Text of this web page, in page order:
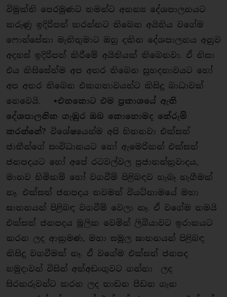
විමුක්ති පෙරමුණට තමන්ට අනන්‍ය දේශපාලනයට
කරුණු ඉදිරිපත් කරන්නට තිබෙන අයිතිය වගේම
ෆොන්සේකා මැතිතුමාට ඔහු දකින දේශපාලනය අනුව
අදහස් ඉදිරිපත් කිරීමේ අයිතියක් තිබෙනවා. ඒ නිසා
එය කිසිසේත්ම අප අතර තිබෙන සුහදතාවයට හෝ
අප අතර තිබෙන එකගතාවයන්ට කිසිදු බාධාවක්
නෙවෙයි. ⋆එතකොට එම ප‍්‍රකාශයේ ඇති
දේශපාලනික ගැඹුර ඔබ කොහොමද තේරුම්
කරන්නේ? විශේෂයෙන්ම අපි හිතනවා එක්සත්
ජාතීන්ගේ සංවිධානයට හෝ ඇමෙරිකන් එක්සත්
ජනපදයට හෝ අපේ රටවල්වල ප‍්‍රජාතන්ත‍්‍රවාදය,
මානව හිමිකම් හෝ වගවීම් පිළිබඳව හැබෑ හැගීමක්
නෑ. එක්සත් ජනපදය තවමත් වියට්නාමයේ මහා
ඝාතනයන් පිළිබඳ වගවීම් වෙලා නෑ. ඒ වගේම තමයි
එක්සත් ජනපදය මූලික වෙමින් ලිබියාවට ඉරාකයට
කරන ලද ආක‍්‍රමණ, මහා සමූල ඝාතනයන් පිළිබඳ
කිසිදු වගවීමක් නෑ. ඒ වගේම එක්සත් ජනපද
හමුදාවන් විසින් අත්අඩංගුවට ගන්නා ලද
සිරකරුවන්ට කරන ලද තාඩන පීඩන ගැන